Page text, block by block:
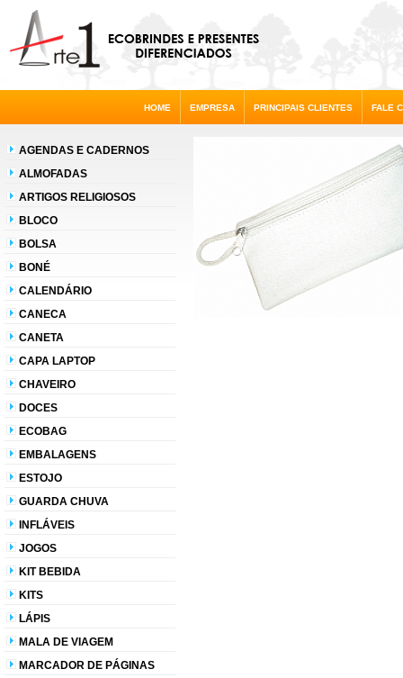
HOME EMPRESA PRINCIPAIS CLIENTES FALE
AGENDAS E CADERNOS
ALMOFADAS
ARTIGOS RELIGIOSOS
BLOCO
BOLSA
BONÉ
CALENDÁRIO
CANECA
CANETA
CAPA LAPTOP
CHAVEIRO
DOCES
ECOBAG
EMBALAGENS
ESTOJO
GUARDA CHUVA
INFLÁVEIS
JOGOS
KIT BEBIDA
KITS
LÁPIS
MALA DE VIAGEM
MARCADOR DE PÁGINAS